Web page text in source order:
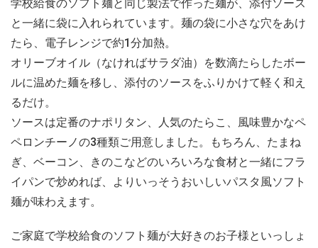
学校給食のソフト麺と同じ製法で作った麺が、添付ソース
と一緒に袋に入れられています。麺の袋に小さな穴をあけ
たら、電子レンジで約1分加熱。
オリーブオイル（なければサラダ油）を数滴たらしたボー
ルに温めた麺を移し、添付のソースをふりかけて軽く和え
るだけ。
ソースは定番のナポリタン、人気のたらこ、風味豊かなペ
ペロンチーノの3種類ご用意しました。もちろん、たまね
ぎ、ベーコン、きのこなどのいろいろな食材と一緒にフラ
イパンで炒めれば、よりいっそうおいしいパスタ風ソフト
麺が味わえます。
ご家庭で学校給食のソフト麺が大好きのお子様といっしょ